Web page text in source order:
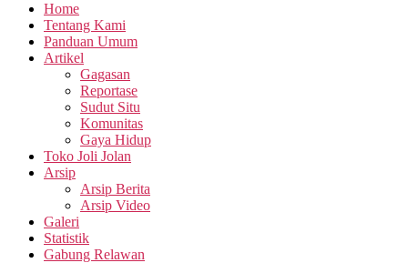
Home
Tentang Kami
Panduan Umum
Artikel
Gagasan
Reportase
Sudut Situ
Komunitas
Gaya Hidup
Toko Joli Jolan
Arsip
Arsip Berita
Arsip Video
Galeri
Statistik
Gabung Relawan